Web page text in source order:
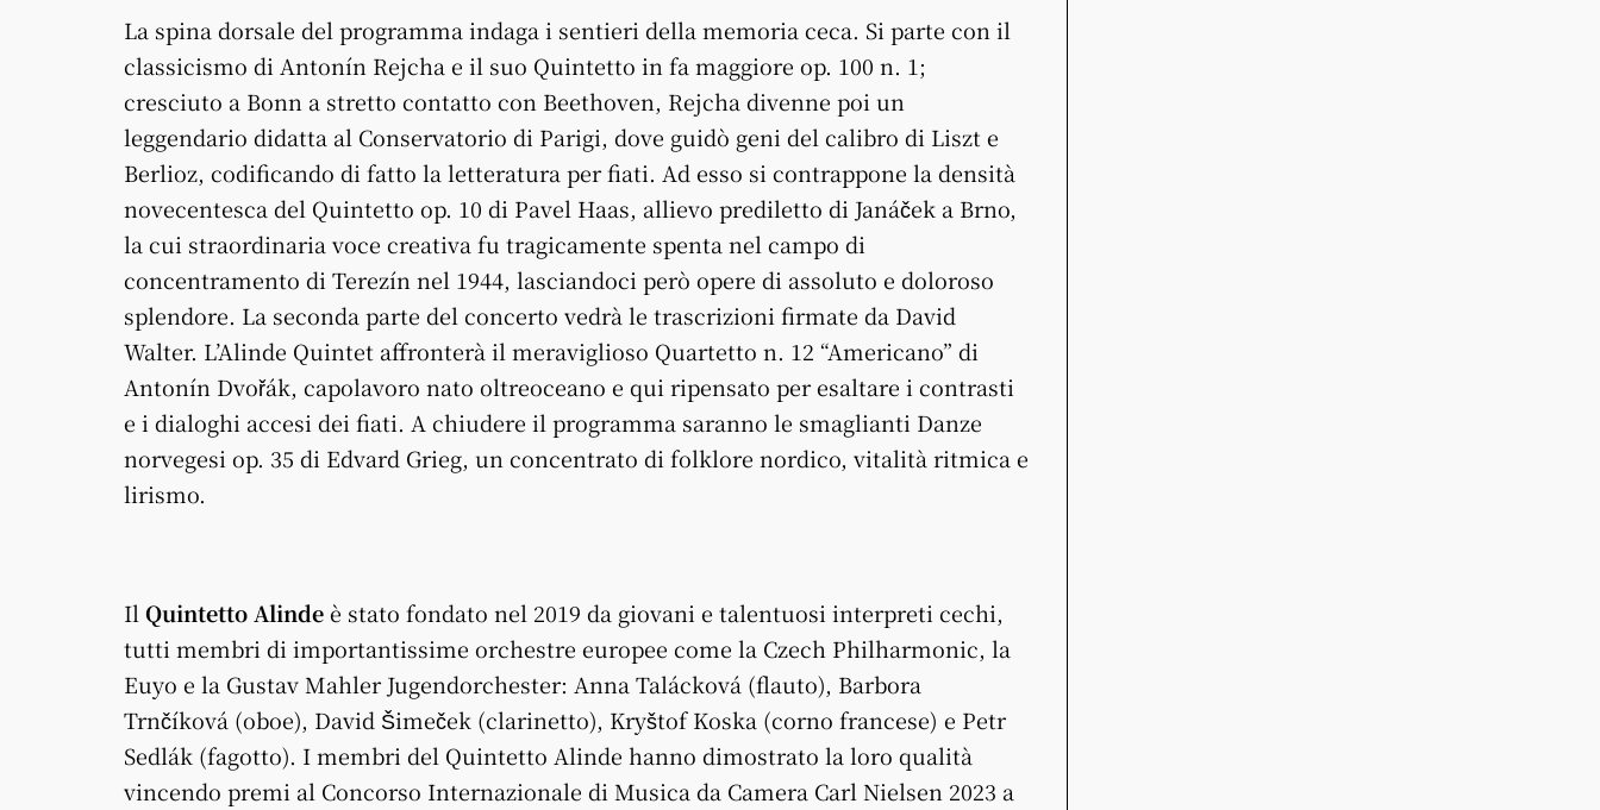
La spina dorsale del programma indaga i sentieri della memoria ceca. Si parte con il
classicismo di Antonín Rejcha e il suo Quintetto in fa maggiore op. 100 n. 1;
cresciuto a Bonn a stretto contatto con Beethoven, Rejcha divenne poi un
leggendario didatta al Conservatorio di Parigi, dove guidò geni del calibro di Liszt e
Berlioz, codificando di fatto la letteratura per fiati. Ad esso si contrappone la densità
novecentesca del Quintetto op. 10 di Pavel Haas, allievo prediletto di Janáček a Brno,
la cui straordinaria voce creativa fu tragicamente spenta nel campo di
concentramento di Terezín nel 1944, lasciandoci però opere di assoluto e doloroso
splendore. La seconda parte del concerto vedrà le trascrizioni firmate da David
Walter. L’Alinde Quintet affronterà il meraviglioso Quartetto n. 12 “Americano” di
Antonín Dvořák, capolavoro nato oltreoceano e qui ripensato per esaltare i contrasti
e i dialoghi accesi dei fiati. A chiudere il programma saranno le smaglianti Danze
norvegesi op. 35 di Edvard Grieg, un concentrato di folklore nordico, vitalità ritmica e
lirismo.
Il Quintetto Alindeè stato fondato nel 2019 da giovani e talentuosi interpreti cechi,
tutti membri di importantissime orchestre europee come la Czech Philharmonic, la
Euyo e la Gustav Mahler Jugendorchester: Anna Talácková (flauto), Barbora
Trnčíková (oboe), David Šimeček (clarinetto), Kryštof Koska (corno francese) e Petr
Sedlák (fagotto). I membri del Quintetto Alinde hanno dimostrato la loro qualità
vincendo premi al Concorso Internazionale di Musica da Camera Carl Nielsen 2023 a